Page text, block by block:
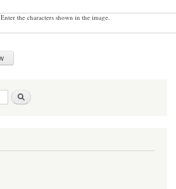
Enter the characters shown in the image.